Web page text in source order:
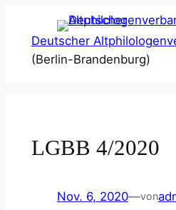
Inhalt
springen
Deutscher
(Berlin-Brandenburg)
LGBB 4/2020
Nov. 6, 2020—von